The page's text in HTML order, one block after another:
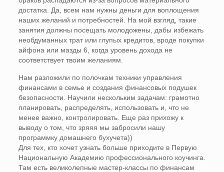
достатка. Да, всем нам нужны деньги для воплощения
наших желаний и потребностей. На мой взгляд, такие
занятия должны посещать молодожены, дабы избежать
необдуманных трат или глупых кредитов, вроде покупки
айфона или мазды 6, когда уровень дохода не
соответствует твоим желаниям.
Нам разложили по полочкам техники управления
финансами в семье и создания финансовых подушек
безопасности. Научили нескольким задачам: грамотно
планировать, распределять, использовать и, что не
менее важно, контролировать. Еще раз прихожу к
выводу о том, что зряяя мы забросили нашу
программку домашнего бухучета))
Для тех, кто хочет узнать больше приходите в Первую
Национальную Академию профессионального коучинга.
Там есть великолепные мастер-классы по финансам